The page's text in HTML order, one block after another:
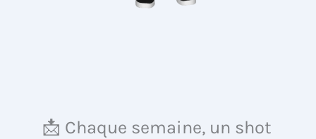
📩 Chaque semaine, un shot